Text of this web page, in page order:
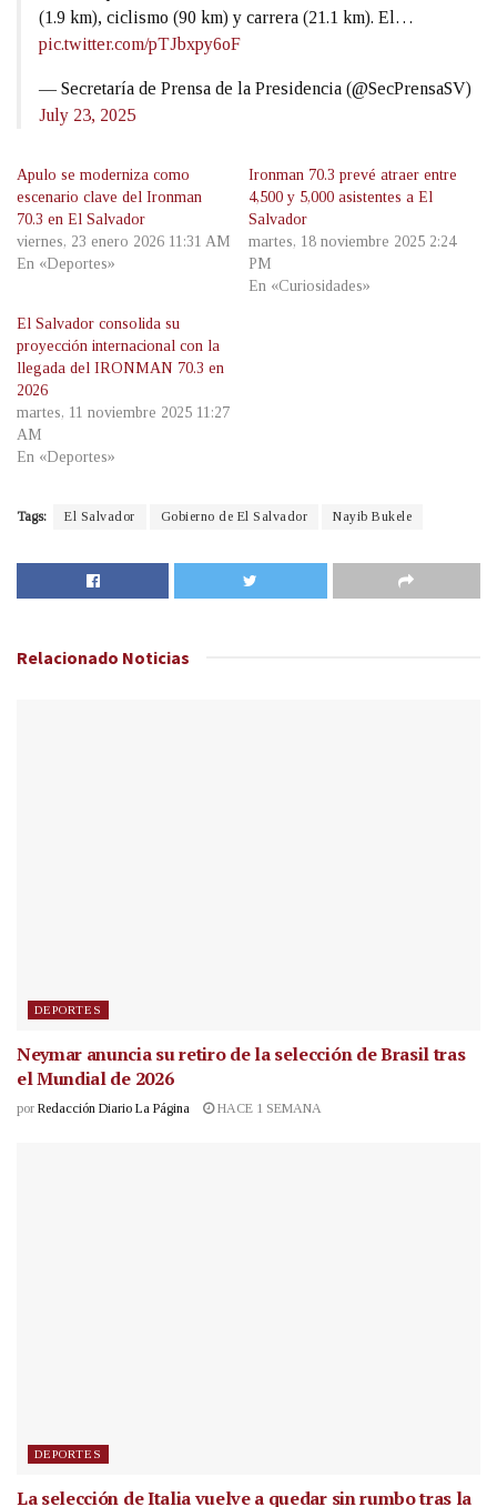
(1.9 km), ciclismo (90 km) y carrera (21.1 km). El…
pic.twitter.com/pTJbxpy6oF
— Secretaría de Prensa de la Presidencia (@SecPrensaSV)
July 23, 2025
Apulo se moderniza como
escenario clave del Ironman
70.3 en El Salvador
viernes, 23 enero 2026 11:31 AM
En «Deportes»
Ironman 70.3 prevé atraer entre
4,500 y 5,000 asistentes a El
Salvador
martes, 18 noviembre 2025 2:24
PM
En «Curiosidades»
El Salvador consolida su
proyección internacional con la
llegada del IRONMAN 70.3 en
2026
martes, 11 noviembre 2025 11:27
AM
En «Deportes»
Tags: El Salvador Gobierno de El Salvador Nayib Bukele
Relacionado Noticias
DEPORTES
Neymar anuncia su retiro de la selección de Brasil tras
el Mundial de 2026
por Redacción Diario La Página HACE 1 SEMANA
DEPORTES
La selección de Italia vuelve a quedar sin rumbo tras la